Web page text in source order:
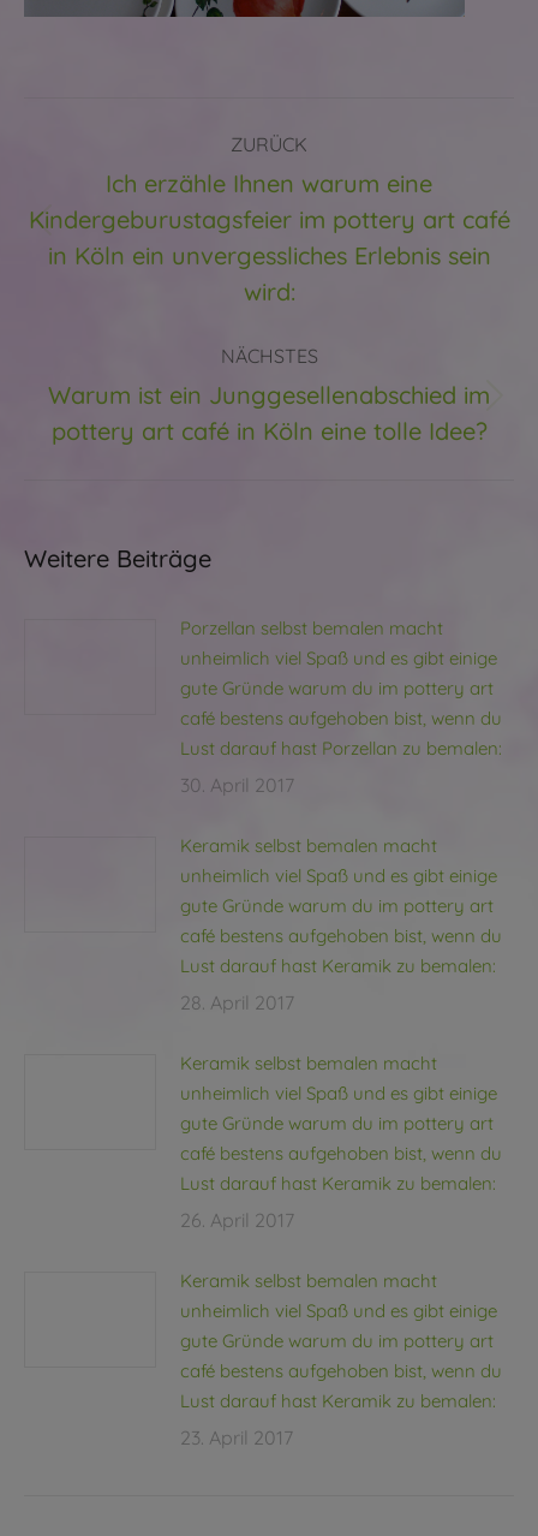
ZURÜCK
Vorheriger
Beitrag:
Ich erzähle Ihnen warum eine
Kindergeburustagsfeier im pottery art café
in Köln ein unvergessliches Erlebnis sein
wird:
NÄCHSTES
Nächster
Beitrag:
Warum ist ein Junggesellenabschied im
pottery art café in Köln eine tolle Idee?
Weitere Beiträge
Porzellan selbst bemalen macht
unheimlich viel Spaß und es gibt einige
gute Gründe warum du im pottery art
café bestens aufgehoben bist, wenn du
Lust darauf hast Porzellan zu bemalen:
30. April 2017
Keramik selbst bemalen macht
unheimlich viel Spaß und es gibt einige
gute Gründe warum du im pottery art
café bestens aufgehoben bist, wenn du
Lust darauf hast Keramik zu bemalen:
28. April 2017
Keramik selbst bemalen macht
unheimlich viel Spaß und es gibt einige
gute Gründe warum du im pottery art
café bestens aufgehoben bist, wenn du
Lust darauf hast Keramik zu bemalen:
26. April 2017
Keramik selbst bemalen macht
unheimlich viel Spaß und es gibt einige
gute Gründe warum du im pottery art
café bestens aufgehoben bist, wenn du
Lust darauf hast Keramik zu bemalen:
23. April 2017